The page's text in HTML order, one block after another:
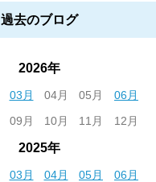
過去のブログ
2026年
03月 04月 05月
06月
09月 10月 11月 12月
2025年
03月 04月 05月
06月